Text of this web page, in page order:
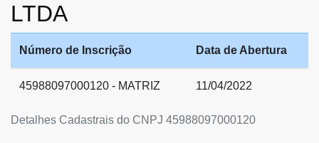
LTDA
Detalhes Cadastrais do CNPJ 45988097000120
Número de Inscrição Data de Abertura
45988097000120 - MATRIZ 11/04/2022